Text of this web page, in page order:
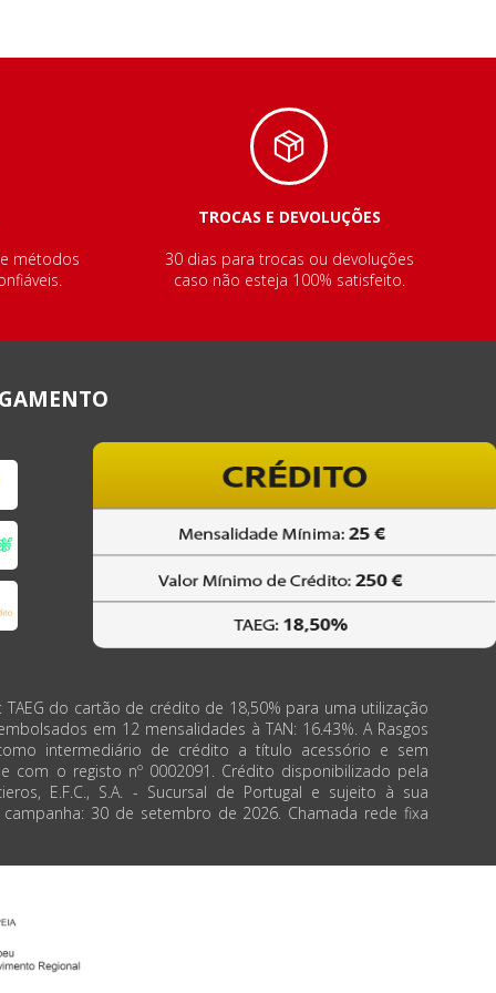
TROCAS E DEVOLUÇÕES
métodos
30 dias para trocas ou devoluções
caso não esteja 100% satisfeito.
TAEG do cartão de crédito de 18,50% para uma utilização
em 12 mensalidades à TAN: 16.43%. A Rasgos
intermediário de crédito a título acessório e sem
com o registo nº 0002091. Crédito disponibilizado pela
E.F.C., S.A. - Sucursal de Portugal e sujeito à sua
30 de setembro de 2026. Chamada rede fixa